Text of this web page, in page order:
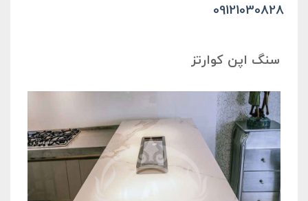
09121030828
سنگ اپن کوارتز